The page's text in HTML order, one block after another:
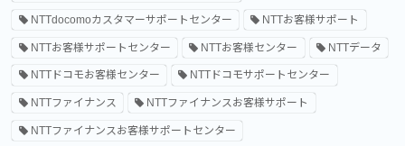
NTTdocomoカスタマーサポートセンター NTTお客様サポート
NTTお客様サポートセンター NTTお客様センター NTTデータ
NTTドコモお客様センター NTTドコモサポートセンター
NTTファイナンス NTTファイナンスお客様サポート
NTTファイナンスお客様サポートセンター